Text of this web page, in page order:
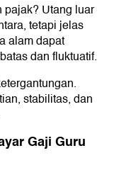
pajak? Utang luar
tetapi jelas
alam dapat
dan fluktuatif.
stabilitas, dan
Gaji Guru